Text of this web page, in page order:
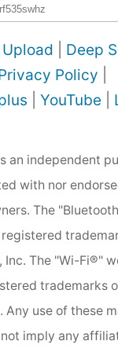
Upload Deep
Policy
YouTube
an independent
with nor
The
Inc. The "Wi-Fi®"
trademarks
Any use of these
imply any